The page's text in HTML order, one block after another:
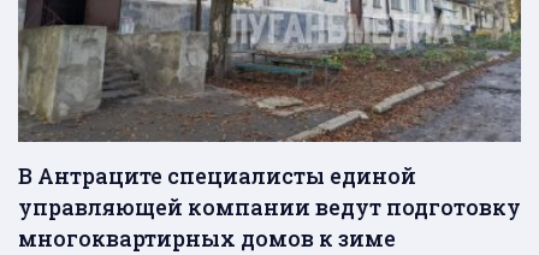
В Антраците специалисты единой
управляющей компании ведут подготовку
многоквартирных домов к зиме